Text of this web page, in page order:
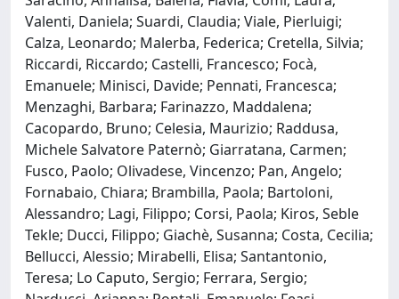
Valenti, Daniela; Suardi, Claudia; Viale, Pierluigi;
Calza, Leonardo; Malerba, Federica; Cretella, Silvia;
Riccardi, Riccardo; Castelli, Francesco; Focà,
Emanuele; Minisci, Davide; Pennati, Francesca;
Menzaghi, Barbara; Farinazzo, Maddalena;
Cacopardo, Bruno; Celesia, Maurizio; Raddusa,
Michele Salvatore Paternò; Giarratana, Carmen;
Fusco, Paolo; Olivadese, Vincenzo; Pan, Angelo;
Fornabaio, Chiara; Brambilla, Paola; Bartoloni,
Alessandro; Lagi, Filippo; Corsi, Paola; Kiros, Seble
Tekle; Ducci, Filippo; Giachè, Susanna; Costa, Cecilia;
Bellucci, Alessio; Mirabelli, Elisa; Santantonio,
Teresa; Lo Caputo, Sergio; Ferrara, Sergio;